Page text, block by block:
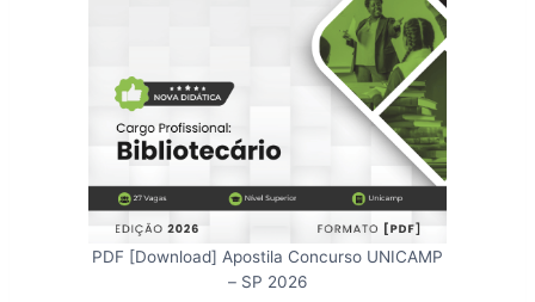
PDF [Download] Apostila Concurso UNICAMP
– SP 2026